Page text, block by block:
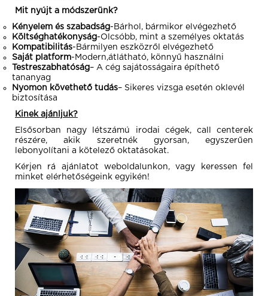
Mit nyújt a módszerünk?
Kényelem és szabadság-Bárhol, bármikor elvégezhető
Költséghatékonyság-Olcsóbb, mint a személyes oktatás
Kompatibilitás-Bármilyen eszközről elvégezhető
Saját platform-Modern,átlátható, könnyű használni
Testreszabhatóság– A cég sajátosságaira építhető
tananyag
Nyomon követhető tudás– Sikeres vizsga esetén oklevél
biztosítása
Kinek ajánljuk?
Elsősorban nagy létszámú irodai cégek, call centerek
részére, akik szeretnék gyorsan, egyszerűen
lebonyolítani a kötelező oktatásokat.
Kérjen rá ajánlatot weboldalunkon, vagy keressen fel
minket elérhetőségeink egyikén!